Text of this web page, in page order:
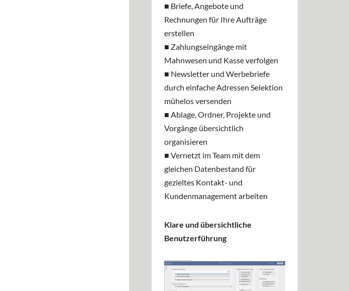
■ Briefe, Angebote und
Rechnungen für Ihre Aufträge
erstellen
■ Zahlungseingänge mit
Mahnwesen und Kasse verfolgen
■ Newsletter und Werbebriefe
durch einfache Adressen Selektion
mühelos versenden
■ Ablage, Ordner, Projekte und
Vorgänge übersichtlich
organisieren
■ Vernetzt im Team mit dem
gleichen Datenbestand für
gezieltes Kontakt- und
Kundenmanagement arbeiten
Klare und übersichtliche
Benutzerführung